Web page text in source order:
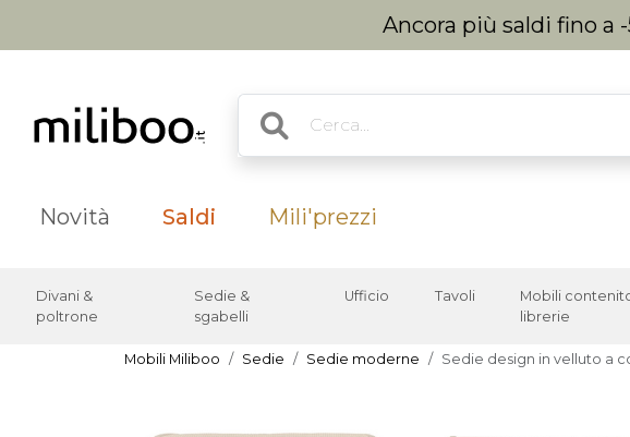
Ancora più saldi fino a
Novità Saldi Mili'prezzi
Divani &
poltrone
Sedie &
sgabelli
Ufficio Tavoli
Mobili
librerie
Mobili Miliboo Sedie Sedie moderne Sedie design in velluto a